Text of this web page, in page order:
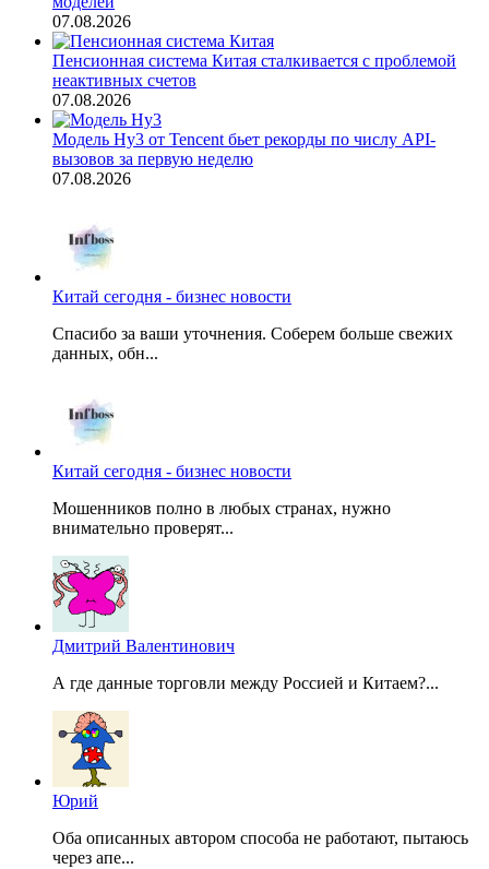
07.08.2026
Пенсионная система Китая сталкивается с проблемой
неактивных счетов
07.08.2026
Модель Hy3 от Tencent бьет рекорды по числу API-
вызовов за первую неделю
07.08.2026
Китай сегодня - бизнес новости
Спасибо за ваши уточнения. Соберем больше свежих
данных, обн...
Китай сегодня - бизнес новости
Мошенников полно в любых странах, нужно
внимательно проверят...
Дмитрий Валентинович
А где данные торговли между Россией и Китаем?...
Юрий
Оба описанных автором способа не работают, пытаюсь
через апе...